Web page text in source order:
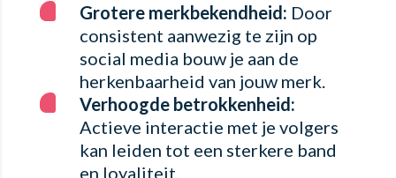
Grotere merkbekendheid: Door
consistent aanwezig te zijn op
social media bouw je aan de
herkenbaarheid van jouw merk.
Verhoogde betrokkenheid:
Actieve interactie met je volgers
kan leiden tot een sterkere band
en loyaliteit.